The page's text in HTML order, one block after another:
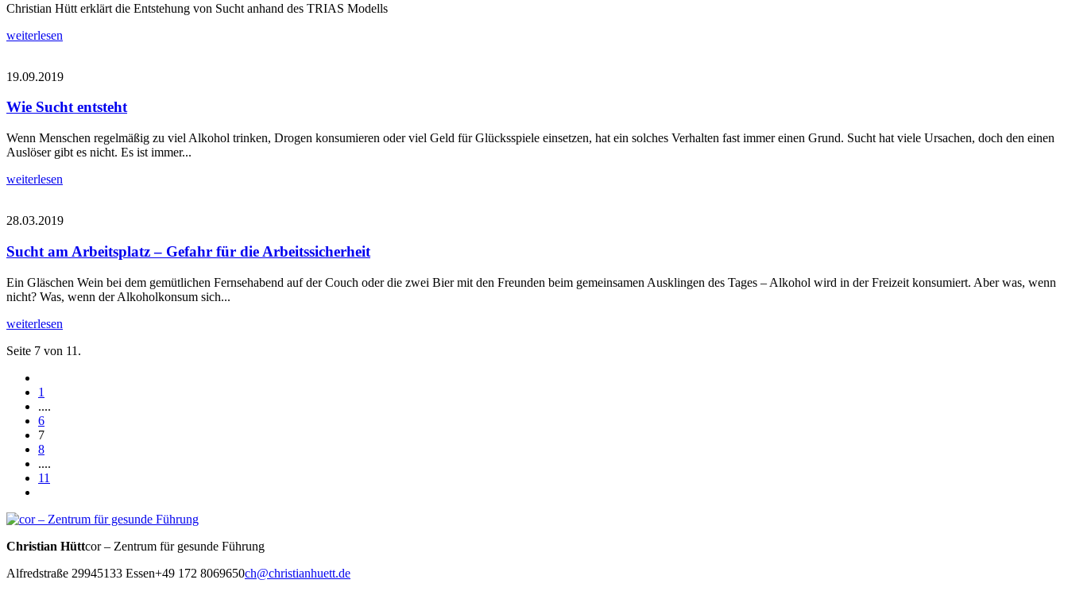
Christian Hütt erklärt die Entstehung von Sucht anhand des TRIAS Modells
weiterlesen
19.09.2019
Wie Sucht entsteht
Wenn Menschen regelmäßig zu viel Alkohol trinken, Drogen konsumieren oder viel Geld für Glücksspiele einsetzen, hat ein solches Verhalten fast immer einen Grund. Sucht hat viele Ursachen, doch den einen
Auslöser gibt es nicht. Es ist immer...
weiterlesen
28.03.2019
Sucht am Arbeitsplatz – Gefahr für die Arbeitssicherheit
Ein Gläschen Wein bei dem gemütlichen Fernsehabend auf der Couch oder die zwei Bier mit den Freunden beim gemeinsamen Ausklingen des Tages – Alkohol wird in der Freizeit konsumiert. Aber was, wenn
nicht? Was, wenn der Alkoholkonsum sich...
weiterlesen
Seite 7 von 11.
1
....
6
7
8
....
11
Christian Hüttcor – Zentrum für gesunde Führung
Alfredstraße 29945133 Essen+49 172 8069650ch@christianhuett.de